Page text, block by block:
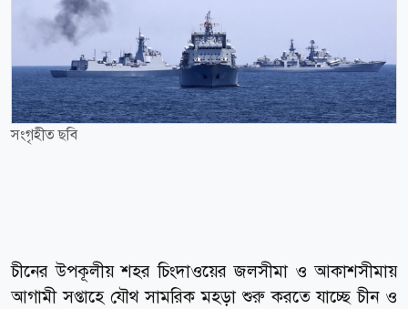
সংগৃহীত ছবি
চীনের উপকূলীয় শহর চিংদাওয়ের জলসীমা ও আকাশসীমায়
আগামী সপ্তাহে যৌথ সামরিক মহড়া শুরু করতে যাচ্ছে চীন ও